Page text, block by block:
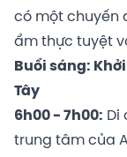
có một chuyến
ẩm thực tuyệt
Buổi sáng:
Tây
6h00 - 7h00: Di
trung tâm của